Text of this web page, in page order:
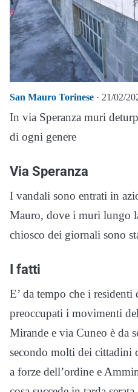
San Mauro Torinese · 21/02/
In via Speranza muri
di ogni genere
Via Speranza
I vandali sono entrati in
Mauro, dove i muri lungo
chiosco dei giornali sono
I fatti
E’ da tempo che i
preoccupati i movimenti
Mirande e via Cuneo è da
secondo molti dei cittadini
a forze dell’ordine e